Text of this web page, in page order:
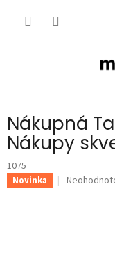
Nákupná
Nákupy
1075
Novinka
Priemerné